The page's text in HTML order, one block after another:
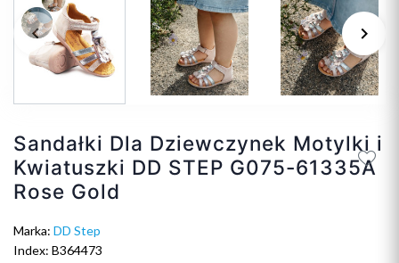
Poprzedni
keyboard_arrow_left keyboard_arrow_right
Sandałki Dla Dziewczynek Motylki i
Kwiatuszki DD STEP G075-61335A
Rose Gold
Marka: DD Step
Index: B364473